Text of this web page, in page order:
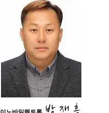
박 재 흥